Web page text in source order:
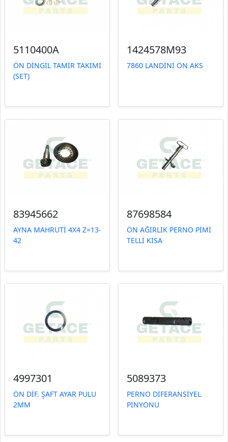
5110400A
ÖN DİNGİL TAMİR TAKIMI
(SET)
1424578M93
7860 LANDİNİ ÖN AKS
83945662
AYNA MAHRUTİ 4X4 Z=13-
42
87698584
ÖN AĞIRLIK PERNO PİMİ
TELLİ KISA
4997301
ÖN DİF. ŞAFT AYAR PULU
2MM
5089373
PERNO DİFERANSİYEL
PİNYONU